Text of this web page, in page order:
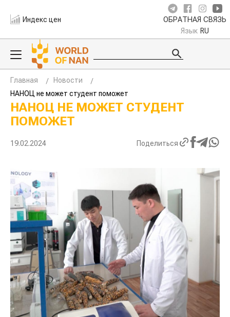
Индекс цен ОБРАТНАЯ СВЯЗЬ
Язык RU
Главная
Новости
НАНОЦ не может студент поможет
НАНОЦ НЕ МОЖЕТ СТУДЕНТ
ПОМОЖЕТ
19.02.2024 Поделиться